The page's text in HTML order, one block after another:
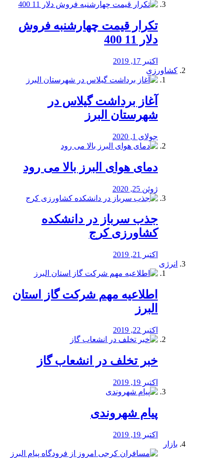
تکرار قیمت چهارشنبه فروش
دلار 11 400
اکتبر 17, 2019
کشاورزی
آغاز برداشت گیلاس در
شهرستان البرز
جولای 1, 2020
دمای هوای البرز بالا می رود
ژوئن 25, 2020
جذب سرباز در دانشکده
کشاورزی کرج
اکتبر 21, 2019
انرژی
️اطلاعیه مهم شرکت گاز استان
البرز
اکتبر 22, 2019
خبر تخلف در انشعاب گاز
اکتبر 19, 2019
پیام شهروندی
اکتبر 19, 2019
بازار